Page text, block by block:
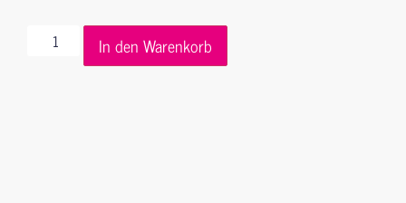
In den Warenkorb